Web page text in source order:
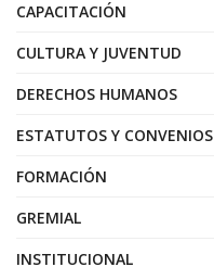
CAPACITACIÓN
CULTURA Y JUVENTUD
DERECHOS HUMANOS
ESTATUTOS Y CONVENIOS
FORMACIÓN
GREMIAL
INSTITUCIONAL